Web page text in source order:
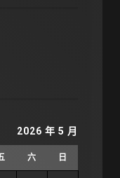
2026 年 5 月
六 日